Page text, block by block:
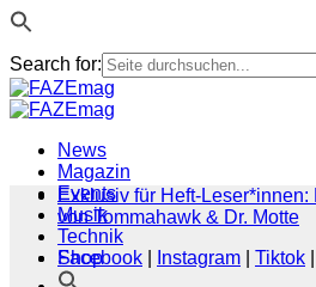
Search for:
Zum
Inhalt
News
Magazin
Events
Musik
Technik
Shop
Exklusiv für Heft-
von Tommahawk & Dr. Motte
Facebook
Instagram Tiktok